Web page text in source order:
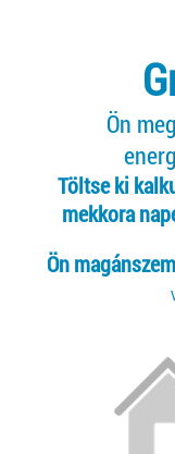
Ön
Töltse ki
mekkora
Ön